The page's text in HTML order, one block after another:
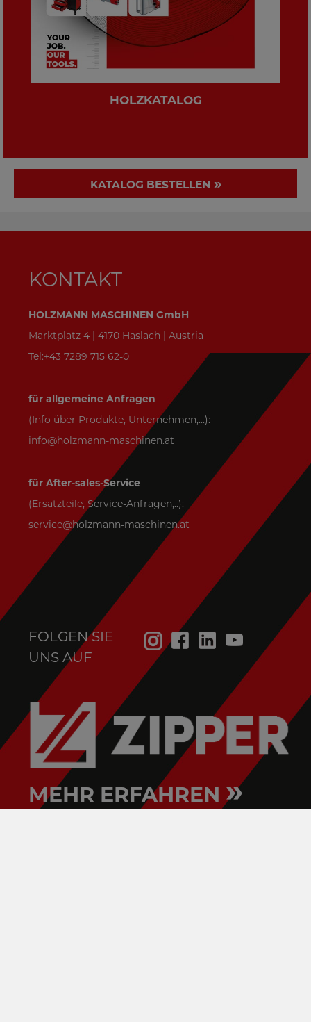
HOLZKATALOG
KATALOG BESTELLEN »
KONTAKT
HOLZMANN MASCHINEN GmbH
Marktplatz 4 | 4170 Haslach | Austria
Tel:+43 7289 715 62-0
für allgemeine Anfragen
(Info über Produkte, Unternehmen,...):
info@holzmann-maschinen.at
für After-sales-Service
(Ersatzteile, Service-Anfragen,..):
service@holzmann-maschinen.at
FOLGEN SIE
UNS AUF
MEHR ERFAHREN »